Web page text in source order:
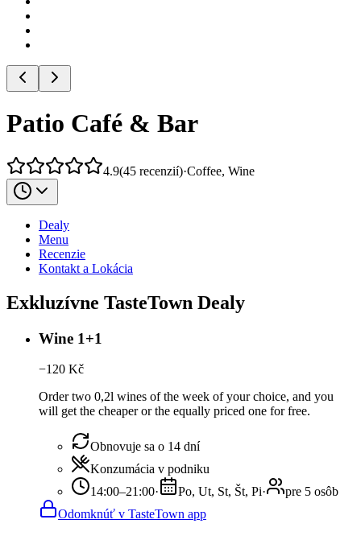
Patio Café & Bar
4.9(45 recenzií)·Coffee, Wine
Dealy
Menu
Recenzie
Kontakt a Lokácia
Exkluzívne TasteTown Dealy
Wine 1+1
−120 Kč
Order two 0,2l wines of the week of your choice, and you
will get the cheaper or the equally priced one for free.
Obnovuje sa o 14 dní
Konzumácia v podniku
14:00–21:00· Po, Ut, St, Št, Pi·
pre 5 osôb
Odomknúť v TasteTown app